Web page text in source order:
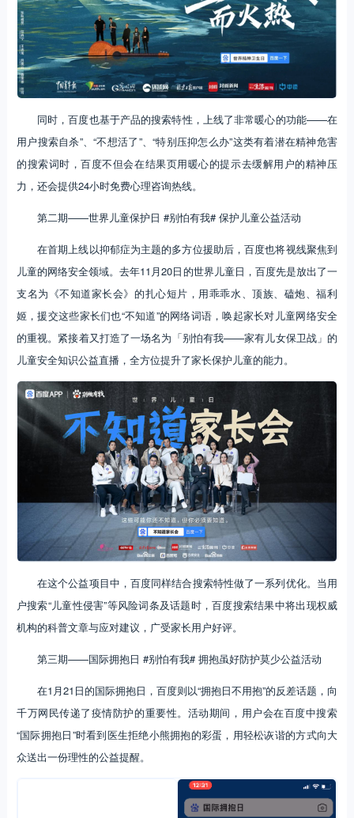
同时，百度也基于产品的搜索特性，上线了非常暖心的功能——在
用户搜索自杀”、“不想活了”、“特别压抑怎么办”这类有着潜在精神危害
的搜索词时，百度不但会在结果页用暖心的提示去缓解用户的精神压
力，还会提供24小时免费心理咨询热线。
第二期——世界儿童保护日 #别怕有我# 保护儿童公益活动
在首期上线以抑郁症为主题的多方位援助后，百度也将视线聚焦到
儿童的网络安全领域。去年11月20日的世界儿童日，百度先是放出了一
支名为《不知道家长会》的扎心短片，用乖乖水、顶族、磕炮、福利
姬，援交这些家长们也“不知道”的网络词语，唤起家长对儿童网络安全
的重视。紧接着又打造了一场名为「别怕有我——家有儿女保卫战」的
儿童安全知识公益直播，全方位提升了家长保护儿童的能力。
在这个公益项目中，百度同样结合搜索特性做了一系列优化。当用
户搜索“儿童性侵害”等风险词条及话题时，百度搜索结果中将出现权威
机构的科普文章与应对建议，广受家长用户好评。
第三期——国际拥抱日 #别怕有我# 拥抱虽好防护莫少公益活动
在1月21日的国际拥抱日，百度则以“拥抱日不用抱”的反差话题，向
千万网民传递了疫情防护的重要性。活动期间，用户会在百度中搜索
“国际拥抱日”时看到医生拒绝小熊拥抱的彩蛋，用轻松诙谐的方式向大
众送出一份理性的公益提醒。